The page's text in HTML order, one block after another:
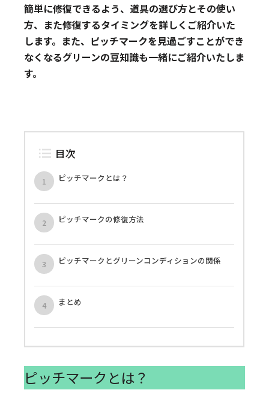
簡単に修復できるよう、道具の選び方とその使い
方、また修復するタイミングを詳しくご紹介いた
します。また、ピッチマークを見過ごすことができ
なくなるグリーンの豆知識も一緒にご紹介いたしま
す。
目次
ピッチマークとは？
ピッチマークの修復方法
ピッチマークとグリーンコンディションの関係
まとめ
ピッチマークとは？